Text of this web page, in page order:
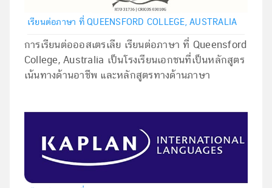
เรียนต่อภาษา ที่ QUEENSFORD COLLEGE, AUSTRALIA
การเรียนต่อออสเตรเลีย เรียนต่อภาษา ที่ Queensford
College, Australia เป็นโรงเรียนเอกชนที่เป็นหลักสูตร
เน้นทางด้านอาชีพ และหลักสูตรทางด้านภาษา